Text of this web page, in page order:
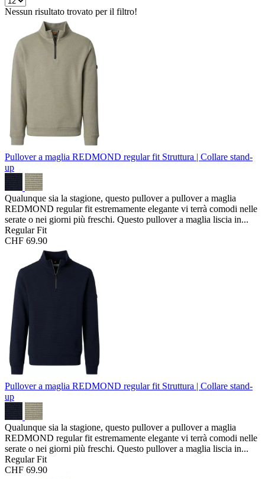
Nessun risultato trovato per il filtro!
Pullover a maglia REDMOND regular fit Struttura | Collare stand-
up
Qualunque sia la stagione, questo pullover a pullover a maglia
REDMOND regular fit estremamente elegante vi terrà comodi nelle
serate o nei giorni più freschi. Questo pullover a maglia liscia in...
Regular Fit
CHF 69.90
Pullover a maglia REDMOND regular fit Struttura | Collare stand-
up
Qualunque sia la stagione, questo pullover a pullover a maglia
REDMOND regular fit estremamente elegante vi terrà comodi nelle
serate o nei giorni più freschi. Questo pullover a maglia liscia in...
Regular Fit
CHF 69.90